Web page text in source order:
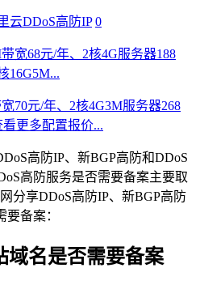
云DDoS高防IP 0
宽68元/年、2核4G服务器188
16G5M...
70元/年、2核4G3M服务器268
更多配置报价...
高防IP、新BGP高防和DDoS
高防服务是否需要备案主要取
分享DDoS高防IP、新BGP高防
备案：
域名是否需要备案